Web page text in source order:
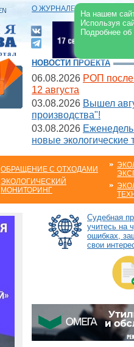
На нашем
Используя
Подробнее
О ЖУРНАЛЕ |
НОВОСТИ ПРОЕКТА
06.08.2026 РОП после
12 августа
03.08.2026 Вышел
производства"!
03.08.2026
новые экологические
ОБРАЩЕНИЕ С ОТХОДАМИ
ЭКОЛОГИЧЕСКИЙ
МОНИТОРИНГ
Судебная
учитесь на
ошибках,
свои